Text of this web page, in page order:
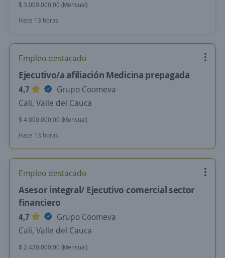
$ 3.000.000,00 (Mensual)
Hace 13 horas
Empleo destacado
Ejecutivo/a afiliación Medicina prepagada
4,7
Grupo Coomeva
Cali, Valle del Cauca
$ 4.000.000,00 (Mensual)
Hace 13 horas
Empleo destacado
Asesor integral/ Ejecutivo comercial sector
financiero
4,7
Grupo Coomeva
Cali, Valle del Cauca
$ 2.420.000,00 (Mensual)